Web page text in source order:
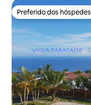
Preferido dos hóspedes
Preferido dos hóspedes